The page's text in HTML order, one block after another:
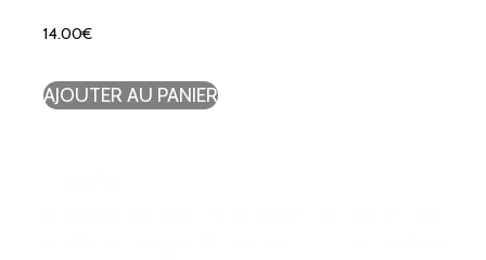
14.00€
AJOUTER AU PANIER